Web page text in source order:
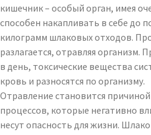
кишечник – особый орган, имея
способен накапливать в себе до
килограмм шлаковых отходов.
разлагается, отравляя организм.
в день, токсические вещества
кровь и разносятся по организму.
Отравление становится
процессов, которые негативно
несут опасность для жизни.